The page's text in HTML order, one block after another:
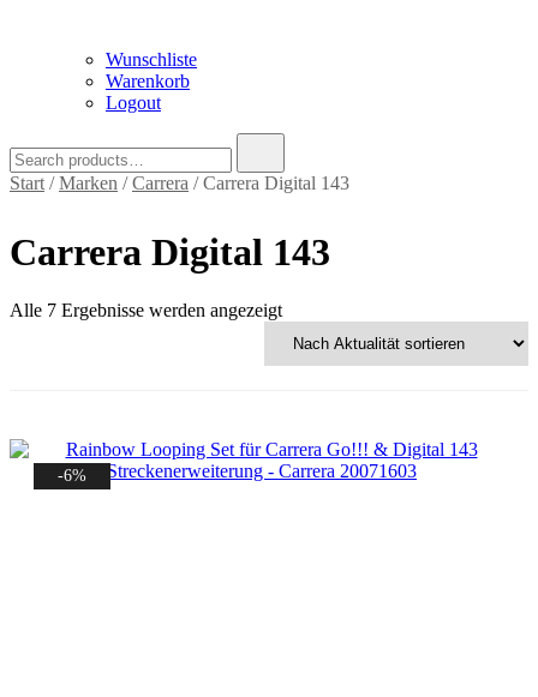
Wunschliste
Warenkorb
Logout
for:
Start /Marken /Carrera / Carrera Digital 143
Carrera Digital 143
Alle 7 Ergebnisse werden angezeigtNach
sortiert
-6%